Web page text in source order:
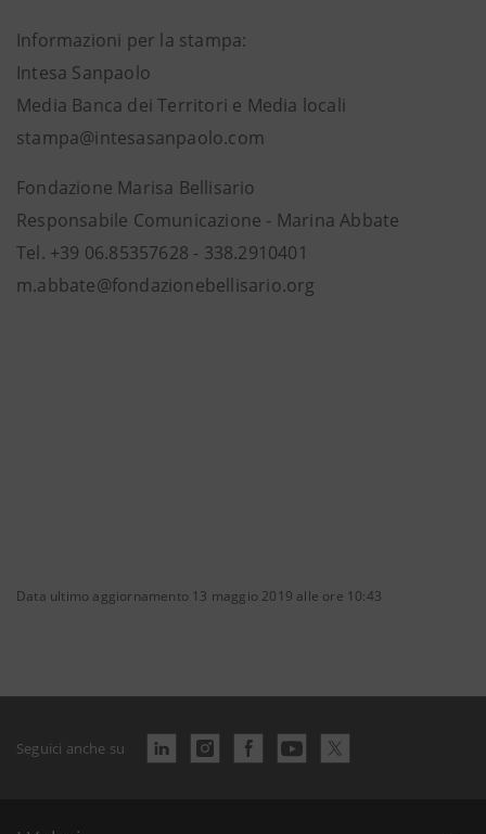
Informazioni per la stampa:
Intesa Sanpaolo
Media Banca dei Territori e Media locali
stampa@intesasanpaolo.com
Fondazione Marisa Bellisario
Responsabile Comunicazione - Marina Abbate
Tel. +39 06.85357628 - 338.2910401
m.abbate@fondazionebellisario.org
Data ultimo aggiornamento 13 maggio 2019 alle ore 10:43
Seguici anche su